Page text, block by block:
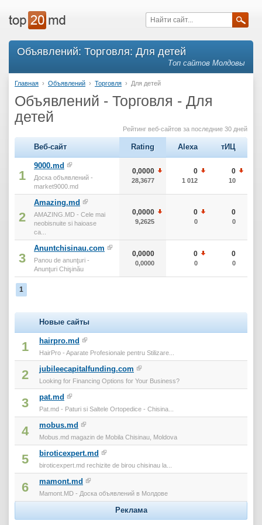
Объявлений: Торговля: Для детей
Топ сайтов Молдовы
Главная › Объявлений › Торговля › Для детей
Объявлений - Торговля - Для
детей
Рейтинг веб-сайтов за последние 30 дней
Веб-сайт Rating Alexa тИЦ
1
9000.md
Доска объявлений -
market9000.md
0,0000
28,3677
0
1 012
0
10
2
Amazing.md
AMAZING.MD - Cele mai
neobisnuite si haioase
ca...
0,0000
9,2625
0
0
0
0
3
Anuntchisinau.com
Panou de anunţuri -
Anunţuri Chişinău
0,0000
0,0000
0
0
0
0
1
Новые сайты
1 hairpro.md
HairPro - Aparate Profesionale pentru Stilizare...
2 jubileecapitalfunding.com
Looking for Financing Options for Your Business?
3 pat.md
Pat.md - Paturi si Saltele Ortopedice - Chisina...
4 mobus.md
Mobus.md magazin de Mobila Chisinau, Moldova
5 biroticexpert.md
biroticexpert.md rechizite de birou chisinau la...
6 mamont.md
Mamont.MD - Доска объявлений в Молдове
Реклама